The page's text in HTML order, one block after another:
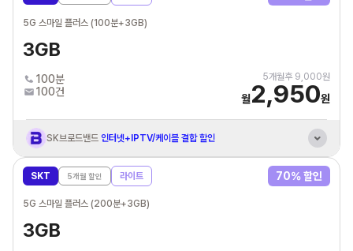
통신비 제휴카드 자동납부최대 3만원 할인혜택
5G 스마일 플러스 (100분+3GB)
3GB
100분
100건
5개월후 9,000원
월2,950원
SK브로드밴드 인터넷+IPTV/케이블 결합 할인
통신비 제휴카드 자동납부최대 3만원 할인혜택
SKT 5개월 할인 라이트 70% 할인
5G 스마일 플러스 (200분+3GB)
3GB